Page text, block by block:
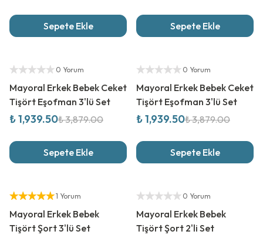
Sepete Ekle Sepete Ekle
Yetkili Satıcı
0 Yorum
Mayoral Erkek Bebek Ceket
Tişört Eşofman 3'lü Set
₺ 1,939.50₺ 3,879.00
Sepete Ekle
Yetkili Satıcı
0 Yorum
Mayoral Erkek Bebek Ceket
Tişört Eşofman 3'lü Set
₺ 1,939.50₺ 3,879.00
Sepete Ekle
Yetkili Satıcı
1 Yorum
Mayoral Erkek Bebek
Tişört Şort 3'lü Set
Yetkili Satıcı
0 Yorum
Mayoral Erkek Bebek
Tişört Şort 2'li Set